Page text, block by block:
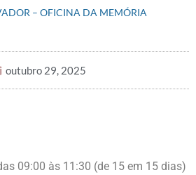
– OFICINA DA MEMÓRIA
outubro 29, 2025
09:00 às 11:30 (de 15 em 15 dias)